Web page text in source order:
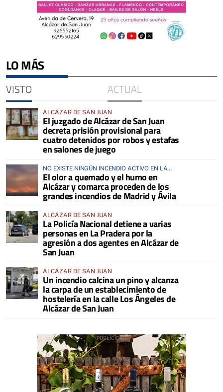
LO MÁS
VISTO ACTUAL
ALCÁZAR DE SAN JUAN
El juzgado de Alcázar de San Juan
decreta prisión provisional para
cuatro detenidos por robos y estafas
en salones de juego
NO EXISTE NINGÚN INCENDIO ACTIVO EN LA
COMARCA
El olor a quemado y el humo en
Alcázar y comarca proceden de los
grandes incendios de Madrid y Ávila
ALCÁZAR DE SAN JUAN
La Policía Nacional detiene a varias
personas en La Pradera por la
agresión a dos agentes en Alcázar de
San Juan
ALCÁZAR DE SAN JUAN
Un incendio calcina un pino y alcanza
la carpa de un establecimiento de
hostelería en la calle Los Ángeles de
Alcázar de San Juan